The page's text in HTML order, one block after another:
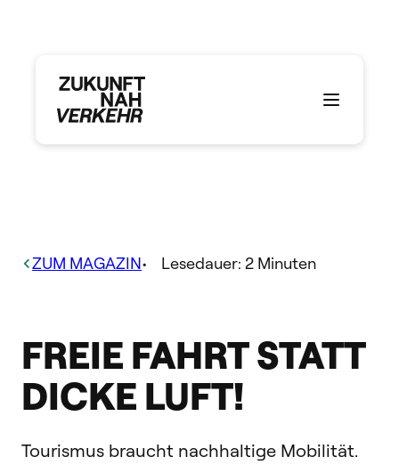
ZUM MAGAZIN• Lesedauer: 2 Minuten
FREIE FAHRT STATT
DICKE LUFT!
Tourismus braucht nachhaltige Mobilität.